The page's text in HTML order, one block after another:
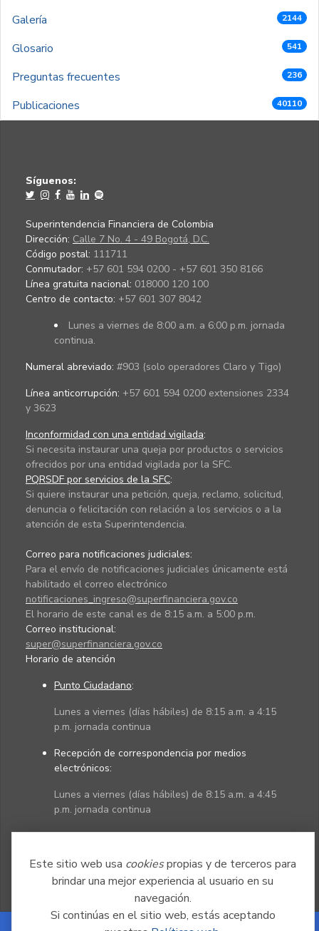
Este sitio web usa cookiespropias y de terceros para
brindar una mejor experiencia al usuario en su
navegación.
Si continúas en el sitio web, estás aceptando
Galería 2144
Glosario 541
Preguntas frecuentes 236
Publicaciones 40110
Síguenos:
Superintendencia Financiera de Colombia
Dirección: Calle 7 No. 4 - 49 Bogotá, D.C.
Código postal: 111711
Conmutador: +57 601 594 0200 - +57 601 350 8166
Línea gratuita nacional: 018000 120 100
Centro de contacto: +57 601 307 8042
Lunes a viernes de 8:00 a.m. a 6:00 p.m. jornada
continua.
Numeral abreviado: #903 (solo operadores Claro y Tigo)
Línea anticorrupción: +57 601 594 0200 extensiones 2334
y 3623
Inconformidad con una entidad vigilada:
Si necesita instaurar una queja por productos o servicios
ofrecidos por una entidad vigilada por la SFC.
PQRSDF por servicios de la SFC:
Si quiere instaurar una petición, queja, reclamo, solicitud,
denuncia o felicitación con relación a los servicios o a la
atención de esta Superintendencia.
Correo para notificaciones judiciales:
Para el envío de notificaciones judiciales únicamente está
habilitado el correo electrónico
notificaciones_ingreso@superfinanciera.gov.co
El horario de este canal es de 8:15 a.m. a 5:00 p.m.
Correo institucional:
super@superfinanciera.gov.co
Horario de atención
Punto Ciudadano:
Lunes a viernes (días hábiles) de 8:15 a.m. a 4:15
p.m. jornada continua
Recepción de correspondencia por medios
electrónicos:
Lunes a viernes (días hábiles) de 8:15 a.m. a 4:45
p.m. jornada continua